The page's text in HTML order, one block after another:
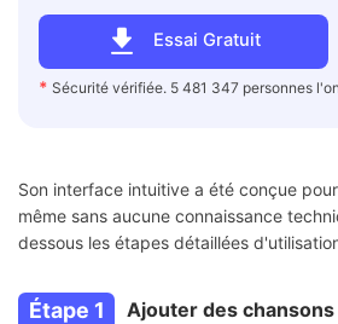
Essai Gratuit
* Sécurité vérifiée. 5 481 347 personnes
Son interface intuitive a été conçue
même sans aucune connaissance
dessous les étapes détaillées
Étape 1
Ajouter des